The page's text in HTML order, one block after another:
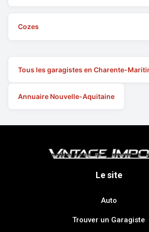
Cozes
Tous les garagistes en Charente-
Annuaire Nouvelle-Aquitaine
Le site
Auto
Trouver un Garagiste